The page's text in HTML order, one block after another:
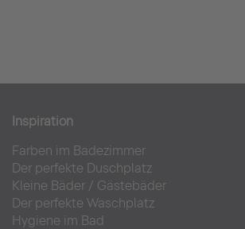
Inspiration
Farben im Badezimmer
Der perfekte Duschplatz
Kleine Bäder / Gästebäder
Der perfekte Waschplatz
Hygiene im Bad